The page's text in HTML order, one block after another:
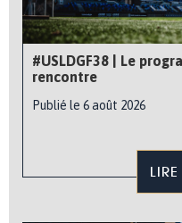
#USLDGF38 | Le
rencontre
Publié le 6 août 2026